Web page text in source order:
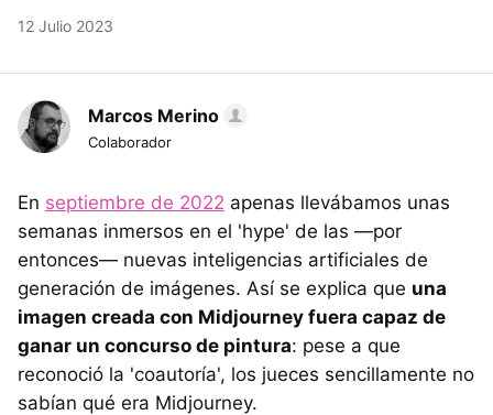
12 Julio 2023
Marcos Merino
Colaborador
En septiembre de 2022 apenas llevábamos unas
semanas inmersos en el 'hype' de las —por
entonces— nuevas inteligencias artificiales de
generación de imágenes. Así se explica que una
imagen creada con Midjourney fuera capaz de
ganar un concurso de pintura: pese a que
reconoció la 'coautoría', los jueces sencillamente no
sabían qué era Midjourney.